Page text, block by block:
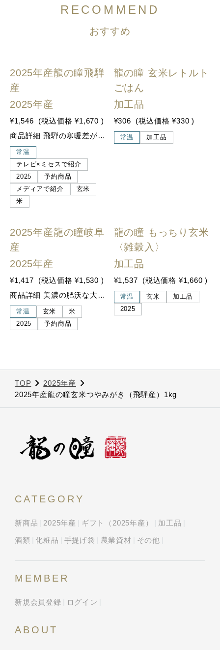
RECOMMEND
おすすめ
2025年産龍の瞳飛騨
産
2025年産
¥1,546 (税込価格 ¥1,670 )
商品詳細 飛騨の寒暖差が大粒を作る 龍の瞳の発祥地である岐阜県飛騨地方で栽培。標高の高い飛騨地方特有の昼夜の寒暖差を活かして育てられ、他の地域で栽培されたものより比較的粒が大きいのが特徴です。
常温
テレビ×ミセスで紹介
2025
予約商品
メディアで紹介
玄米
米
龍の瞳 玄米レトルト
ごはん
加工品
¥306 (税込価格 ¥330 )
常温 加工品
SOLD OUT
2025年産龍の瞳岐阜
産
2025年産
¥1,417 (税込価格 ¥1,530 )
商品詳細 美濃の肥沃な大地が育む 岐阜県南部である美濃地方で栽培された龍の瞳です。日本の中央に位置し、美濃の肥沃な大地と豊かな山々から湧き出る清流・長良川、木曽川の水から丹精込めて育て上げました。
常温 玄米
米
2025
予約商品
龍の瞳 もっちり玄米
〈雑穀入〉
加工品
¥1,537 (税込価格 ¥1,660 )
常温 玄米
加工品
2025
TOP
2025年産
2025年産龍の瞳玄米つやみがき（飛騨産）1kg
CATEGORY
新商品 2025年産 ギフト（2025年産） 加工品
酒類 化粧品 手提げ袋 農業資材 その他
MEMBER
新規会員登録 ログイン
ABOUT